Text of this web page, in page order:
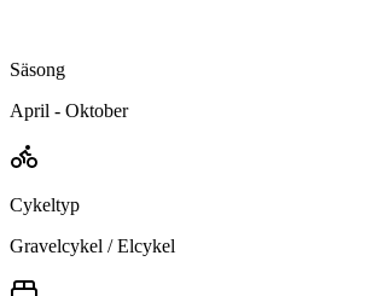
Säsong
April - Oktober
Cykeltyp
Gravelcykel / Elcykel